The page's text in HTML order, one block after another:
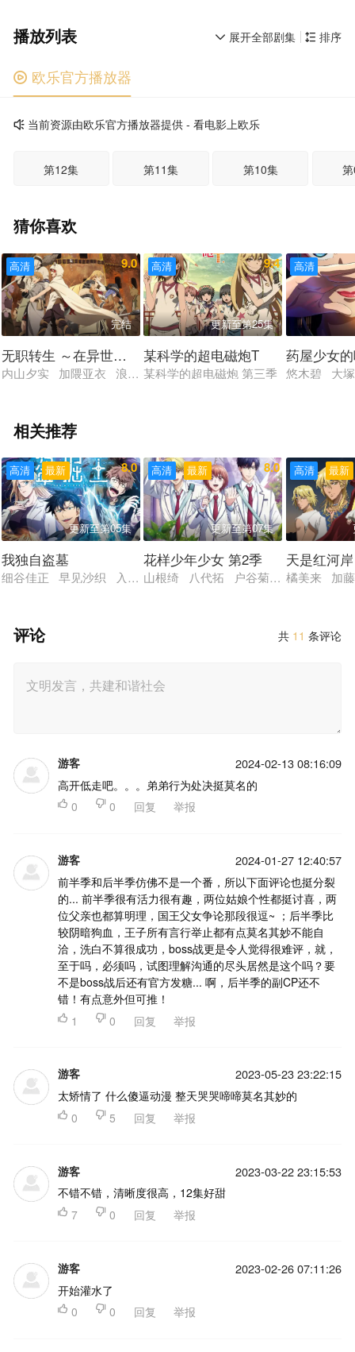
丝菲亚所选择的方法竟是要对方跟她同居，一起研究魔
去天涯海角，我都会陪在您身边，艾妮丝殿下。” 怪咖转生公主
与冰山美人天才千金的邂逅，将持续为这个国家、这个世界，还有
作改编自鴉ぴえろ的同名轻小说。
 排序
 展开全部剧集
播放列表
 欧乐官方播放器
当前资源由欧乐官方播放器提供 - 看电影上欧乐
第12集 第11集 第10集
猜你喜欢
高清 9.0
完结
无职转生 ～在异世界认真地活下去～ 第二季
内山夕实 加隈亚衣 浪川大辅 小原好美 田中理惠 大塚芳忠
高清 9.4
更新至第25集
某科学的超电磁炮T
某科学的超电磁炮 第三季
高清
药屋少女
悠木碧 大
相关推荐
最新
高清 8.0
更新至第05集
我独自盗墓
细谷佳正 早见沙织 入野自由 诹访部顺一
最新
高清 8.0
更新至第07集
花样少年少女 第2季
山根绮 八代拓 户谷菊之介 梅原裕
最新
高清
天是红河岸
橘美来 加
共 11 条评论
评论
游客 2024-02-13 08:16:09
高开低走吧。。。弟弟行为处决挺莫名的
 0  0 回复 举报
游客 2024-01-27 12:40:57
前半季和后半季仿佛不是一个番，所以下面评论也挺分裂
的... 前半季很有活力很有趣，两位姑娘个性都挺讨喜，两
位父亲也都算明理，国王父女争论那段很逗~ ；后半季比
较阴暗狗血，王子所有言行举止都有点莫名其妙不能自
洽，洗白不算很成功，boss战更是令人觉得很难评，就，
至于吗，必须吗，试图理解沟通的尽头居然是这个吗？要
不是boss战后还有官方发糖... 啊，后半季的副CP还不
错！有点意外但可推！
 1  0 回复 举报
游客 2023-05-23 23:22:15
太矫情了 什么傻逼动漫 整天哭哭啼啼莫名其妙的
 0  5 回复 举报
游客 2023-03-22 23:15:53
不错不错，清晰度很高，12集好甜
 7  0 回复 举报
游客 2023-02-26 07:11:26
开始灌水了
 0  0 回复 举报